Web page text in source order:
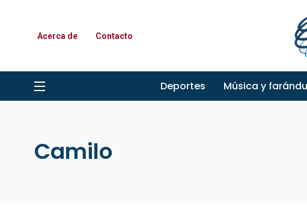
Acerca de Contacto
Deportes Música y
Camilo